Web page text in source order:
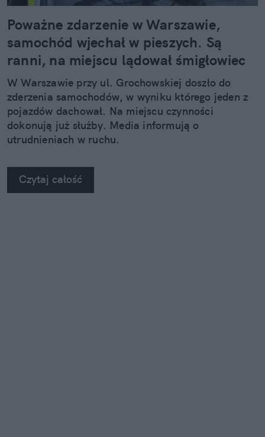
Poważne zdarzenie w Warszawie,
samochód wjechał w pieszych. Są
ranni, na miejscu lądował śmigłowiec
W Warszawie przy ul. Grochowskiej doszło do
zderzenia samochodów, w wyniku którego jeden z
pojazdów dachował. Na miejscu czynności
dokonują już służby. Media informują o
utrudnieniach w ruchu.
Czytaj całość